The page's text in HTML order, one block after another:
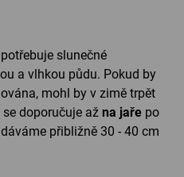
slunečné
a vlhkou půdu. Pokud by
mohl by v zimě trpět
doporučuje až na jaře po
přibližně 30 - 40 cm